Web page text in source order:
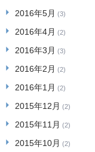
2016年5月 (3)
2016年4月 (2)
2016年3月 (3)
2016年2月 (2)
2016年1月 (2)
2015年12月 (2)
2015年11月 (2)
2015年10月 (2)